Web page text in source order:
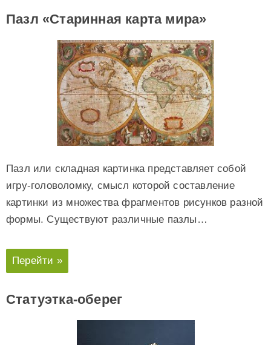
Пазл «Старинная карта мира»
Пазл или складная картинка представляет собой
игру-головоломку, смысл которой составление
картинки из множества фрагментов рисунков разной
формы. Существуют различные пазлы…
Перейти »
Статуэтка-оберег